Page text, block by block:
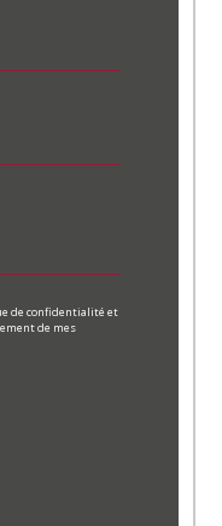
de confidentialité et
de mes